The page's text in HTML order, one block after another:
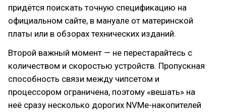
придётся поискать точную спецификацию на
официальном сайте, в мануале от материнской
платы или в обзорах технических изданий.
Второй важный момент — не перестарайтесь с
количеством и скоростью устройств. Пропускная
способность связи между чипсетом и
процессором ограничена, поэтому «вешать» на
неё сразу несколько дорогих NVMe-накопителей